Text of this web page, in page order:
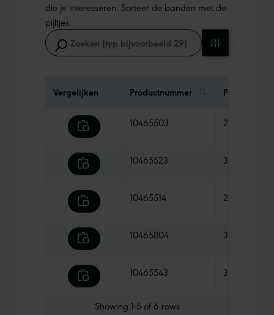
die je interesseren. Sorteer de banden met de
pijltjes.
Vergelijken Productnummer Prijs
10465503 27,90 €
10465523 31,90 €
10465514 28,90 €
10465804 32,90 €
10465543 31,90 €
Showing 1-5of6 rows